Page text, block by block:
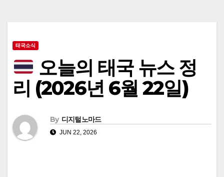
태국소식
오늘의 태국 뉴스 정
리 (2026년 6월 22일)
By 디지털노마드
JUN 22, 2026